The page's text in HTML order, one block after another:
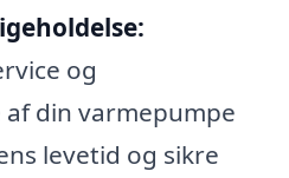
og
din varmepumpe
levetid og sikre